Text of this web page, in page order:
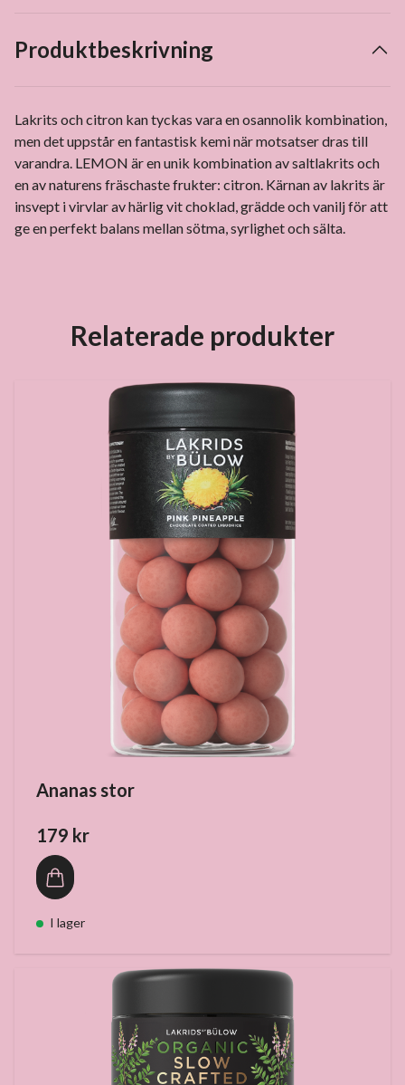
Produktbeskrivning
Lakrits och citron kan tyckas vara en osannolik kombination,
men det uppstår en fantastisk kemi när motsatser dras till
varandra. LEMON är en unik kombination av saltlakrits och
en av naturens fräschaste frukter: citron. Kärnan av lakrits är
insvept i virvlar av härlig vit choklad, grädde och vanilj för att
ge en perfekt balans mellan sötma, syrlighet och sälta.
Relaterade produkter
Ananas stor
179 kr
I lager